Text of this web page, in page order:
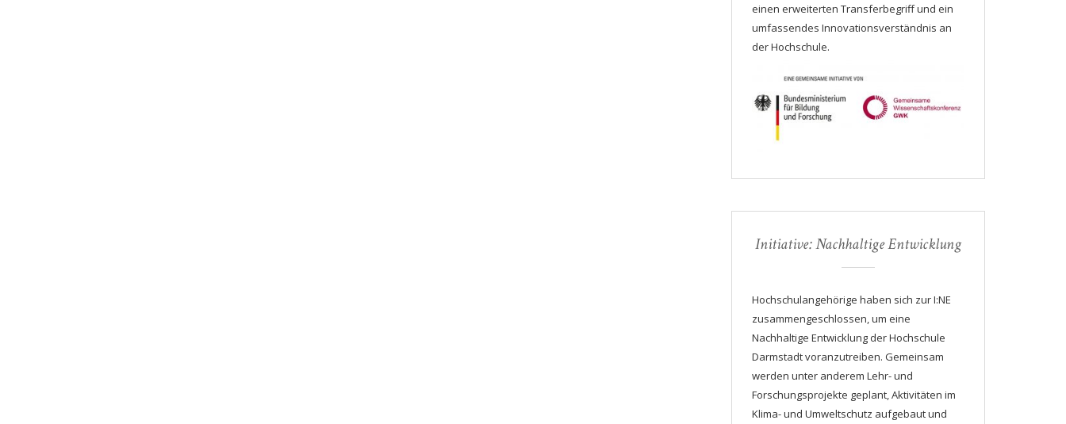
einen erweiterten Transferbegriff und ein
umfassendes Innovationsverständnis an
der Hochschule.
Initiative: Nachhaltige Entwicklung
Hochschulangehörige haben sich zur I:NE
zusammengeschlossen, um eine
Nachhaltige Entwicklung der Hochschule
Darmstadt voranzutreiben. Gemeinsam
werden unter anderem Lehr- und
Forschungsprojekte geplant, Aktivitäten im
Klima- und Umweltschutz aufgebaut und